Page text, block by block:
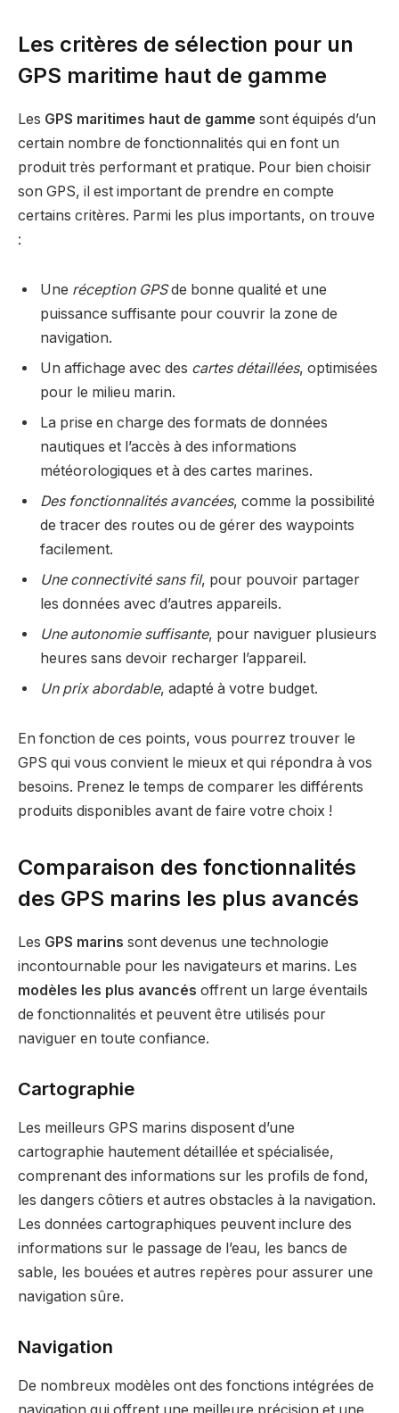
Les critères de sélection pour un
GPS maritime haut de gamme
Les GPS maritimes haut de gamme sont équipés d’un
certain nombre de fonctionnalités qui en font un
produit très performant et pratique. Pour bien choisir
son GPS, il est important de prendre en compte
certains critères. Parmi les plus importants, on trouve
:
Une réception GPSde bonne qualité et une
puissance suffisante pour couvrir la zone de
navigation.
Un affichage avec des cartes détaillées, optimisées
pour le milieu marin.
La prise en charge des formats de données
nautiques et l’accès à des informations
météorologiques et à des cartes marines.
Des fonctionnalités avancées, comme la possibilité
de tracer des routes ou de gérer des waypoints
facilement.
Une connectivité sans fil, pour pouvoir partager
les données avec d’autres appareils.
Une autonomie suffisante, pour naviguer plusieurs
heures sans devoir recharger l’appareil.
Un prix abordable, adapté à votre budget.
En fonction de ces points, vous pourrez trouver le
GPS qui vous convient le mieux et qui répondra à vos
besoins. Prenez le temps de comparer les différents
produits disponibles avant de faire votre choix !
Comparaison des fonctionnalités
des GPS marins les plus avancés
Les GPS marins sont devenus une technologie
incontournable pour les navigateurs et marins. Les
modèles les plus avancés offrent un large éventails
de fonctionnalités et peuvent être utilisés pour
naviguer en toute confiance.
Cartographie
Les meilleurs GPS marins disposent d’une
cartographie hautement détaillée et spécialisée,
comprenant des informations sur les profils de fond,
les dangers côtiers et autres obstacles à la navigation.
Les données cartographiques peuvent inclure des
informations sur le passage de l’eau, les bancs de
sable, les bouées et autres repères pour assurer une
navigation sûre.
Navigation
De nombreux modèles ont des fonctions intégrées de